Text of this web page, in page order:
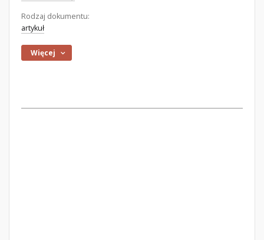
Rodzaj dokumentu:
artykuł
Więcej